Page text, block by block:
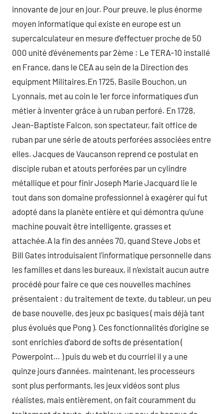
innovante de jour en jour. Pour preuve, le plus énorme
moyen informatique qui existe en europe est un
supercalculateur en mesure d’effectuer proche de 50
000 unité d’événements par 2ème : Le TERA-10 installé
en France, dans le CEA au sein de la Direction des
equipment Militaires.En 1725, Basile Bouchon, un
Lyonnais, met au coin le 1er force informatiques d’un
métier à inventer grâce à un ruban perforé. En 1728,
Jean-Baptiste Falcon, son spectateur, fait office de
ruban par une série de atouts perforées associées entre
elles. Jacques de Vaucanson reprend ce postulat en
disciple ruban et atouts perforées par un cylindre
métallique et pour finir Joseph Marie Jacquard lie le
tout dans son domaine professionnel à exagérer qui fut
adopté dans la planète entière et qui démontra qu’une
machine pouvait être intelligente, grasses et
attachée.A la fin des années 70, quand Steve Jobs et
Bill Gates introduisaient l’informatique personnelle dans
les familles et dans les bureaux, il n’existait aucun autre
procédé pour faire ce que ces nouvelles machines
présentaient : du traitement de texte, du tableur, un peu
de base nouvelle, des jeux pc basiques ( mais déjà tant
plus évolués que Pong ). Ces fonctionnalités d’origine se
sont enrichies d’abord de softs de présentation (
Powerpoint… ) puis du web et du courriel il y a une
quinze jours d’années. maintenant, les processeurs
sont plus performants, les jeux vidéos sont plus
réalistes, mais entièrement, on fait couramment du